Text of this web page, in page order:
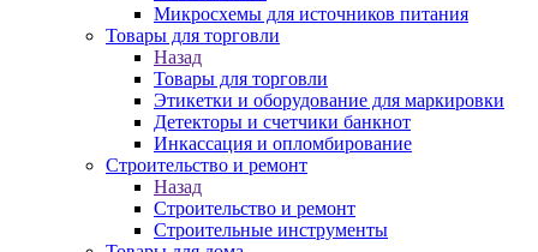
Микросхемы для источников питания
Товары для торговли
Назад
Товары для торговли
Этикетки и оборудование для маркировки
Детекторы и счетчики банкнот
Инкассация и опломбирование
Строительство и ремонт
Назад
Строительство и ремонт
Строительные инструменты